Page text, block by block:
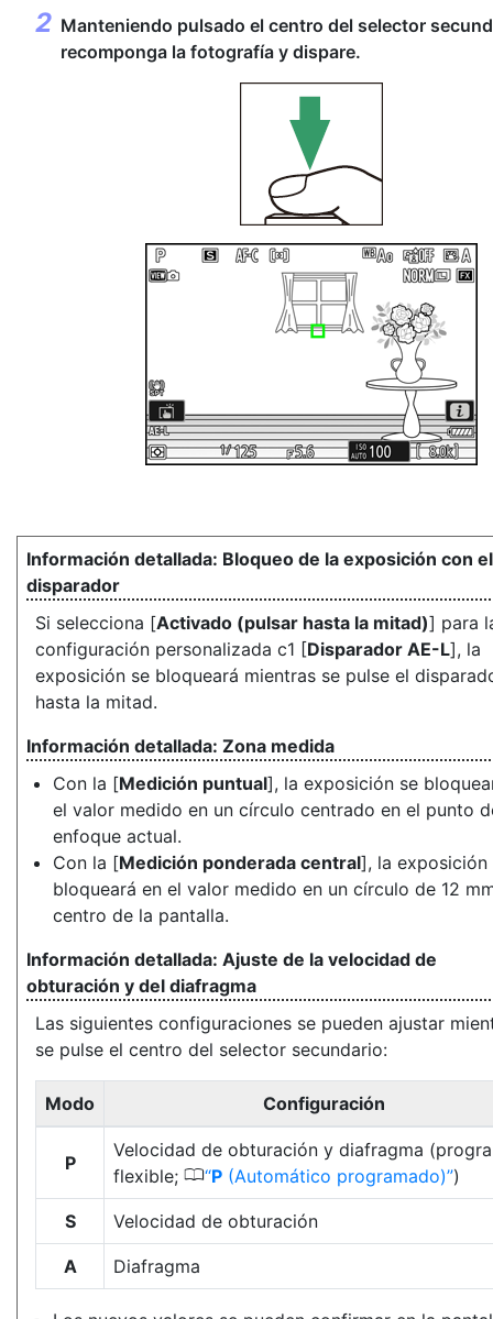
Manteniendo pulsado el centro del selector
recomponga la fotografía y dispare.
Bloqueo de la exposición con el
disparador
Si selecciona [Activado (pulsar hasta la mitad)] para
configuración personalizada c1 [Disparador AE-L], la
exposición se bloqueará mientras se pulse el
hasta la mitad.
Zona medida
Con la [Medición puntual], la exposición se
el valor medido en un círculo centrado en el punto
enfoque actual.
Con la [Medición ponderada central], la exposición
bloqueará en el valor medido en un círculo de 12
centro de la pantalla.
Ajuste de la velocidad de
obturación y del diafragma
Las siguientes configuraciones se pueden ajustar
se pulse el centro del selector secundario:
Modo Configuración
P
Velocidad de obturación y diafragma
flexible; 0 P (Automático programado) )
S Velocidad de obturación
A Diafragma